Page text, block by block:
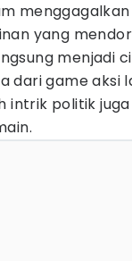
menggagalkan
yang
menjadi
dari game aksi
intrik politik juga